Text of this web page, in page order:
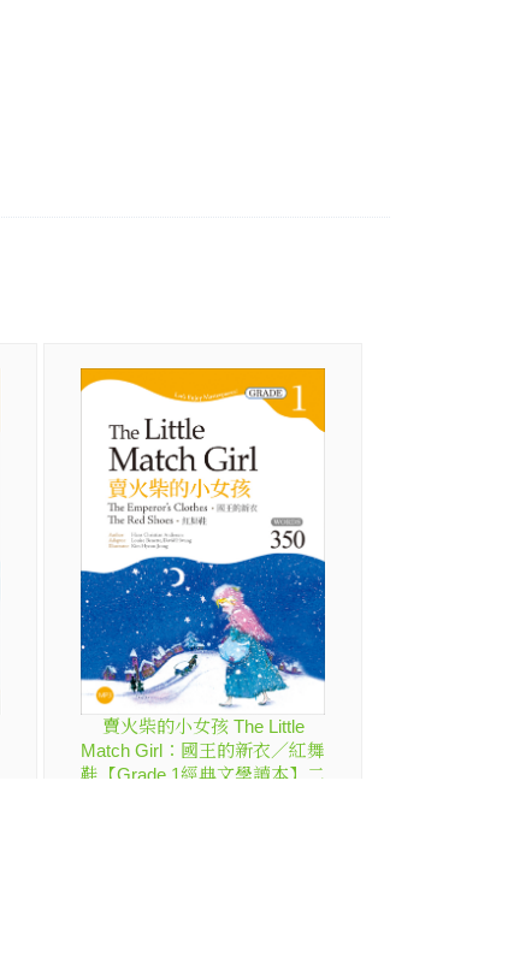
賣火柴的小女孩 The Little
Match Girl：國王的新衣／紅舞
鞋【Grade 1經典文學讀本】二